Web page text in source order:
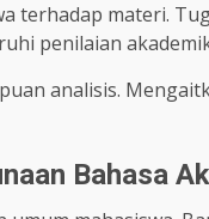
terhadap materi.
penilaian
analisis.
Bahasa